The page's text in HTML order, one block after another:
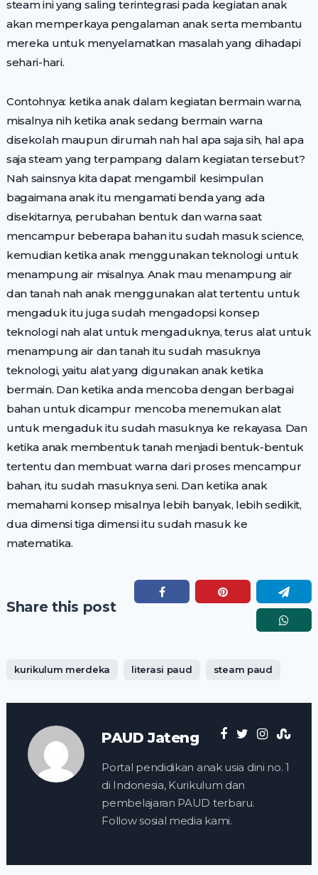
steam ini yang saling terintegrasi pada kegiatan anak
akan memperkaya pengalaman anak serta membantu
mereka untuk menyelamatkan masalah yang dihadapi
sehari-hari.
Contohnya: ketika anak dalam kegiatan bermain warna,
misalnya nih ketika anak sedang bermain warna
disekolah maupun dirumah nah hal apa saja sih, hal apa
saja steam yang terpampang dalam kegiatan tersebut?
Nah sainsnya kita dapat mengambil kesimpulan
bagaimana anak itu mengamati benda yang ada
disekitarnya, perubahan bentuk dan warna saat
mencampur beberapa bahan itu sudah masuk science,
kemudian ketika anak menggunakan teknologi untuk
menampung air misalnya. Anak mau menampung air
dan tanah nah anak menggunakan alat tertentu untuk
mengaduk itu juga sudah mengadopsi konsep
teknologi nah alat untuk mengaduknya, terus alat untuk
menampung air dan tanah itu sudah masuknya
teknologi, yaitu alat yang digunakan anak ketika
bermain. Dan ketika anda mencoba dengan berbagai
bahan untuk dicampur mencoba menemukan alat
untuk mengaduk itu sudah masuknya ke rekayasa. Dan
ketika anak membentuk tanah menjadi bentuk-bentuk
tertentu dan membuat warna dari proses mencampur
bahan, itu sudah masuknya seni. Dan ketika anak
memahami konsep misalnya lebih banyak, lebih sedikit,
dua dimensi tiga dimensi itu sudah masuk ke
matematika.
Share this post
kurikulum merdeka literasi paud steam paud
PAUD Jateng
Portal pendidikan anak usia dini no. 1
di Indonesia, Kurikulum dan
pembelajaran PAUD terbaru.
Follow sosial media kami.